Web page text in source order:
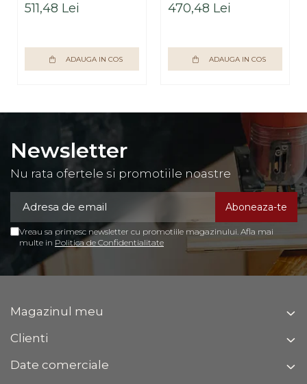
511,48 Lei
ADAUGA IN COS
470,48 Lei
ADAUGA IN COS
Newsletter
Nu rata ofertele si promotiile noastre
Vreau sa primesc newsletter cu promotiile magazinului. Afla mai
multe in Politica de Confidentialitate
Magazinul meu
Clienti
Date comerciale